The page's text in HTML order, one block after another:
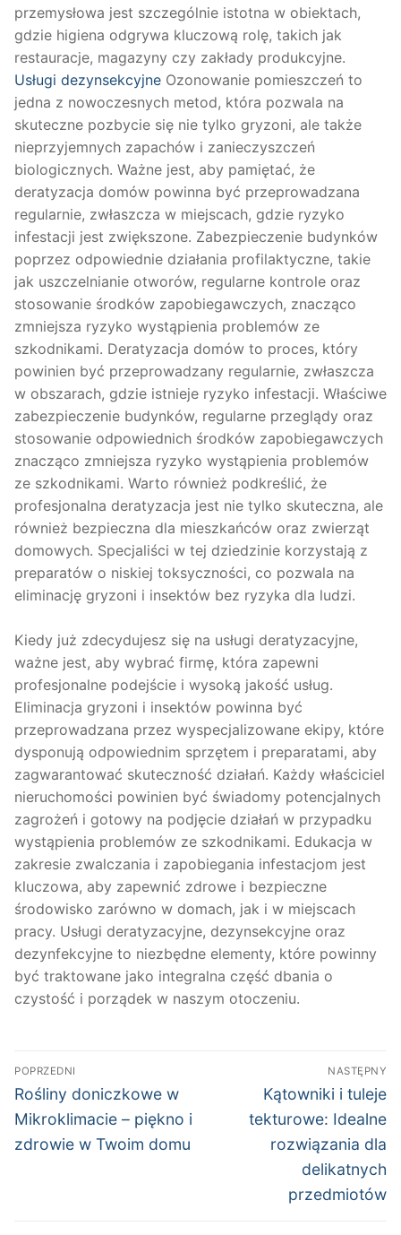
przemysłowa jest szczególnie istotna w obiektach,
gdzie higiena odgrywa kluczową rolę, takich jak
restauracje, magazyny czy zakłady produkcyjne.
Usługi dezynsekcyjne Ozonowanie pomieszczeń to
jedna z nowoczesnych metod, która pozwala na
skuteczne pozbycie się nie tylko gryzoni, ale także
nieprzyjemnych zapachów i zanieczyszczeń
biologicznych. Ważne jest, aby pamiętać, że
deratyzacja domów powinna być przeprowadzana
regularnie, zwłaszcza w miejscach, gdzie ryzyko
infestacji jest zwiększone. Zabezpieczenie budynków
poprzez odpowiednie działania profilaktyczne, takie
jak uszczelnianie otworów, regularne kontrole oraz
stosowanie środków zapobiegawczych, znacząco
zmniejsza ryzyko wystąpienia problemów ze
szkodnikami. Deratyzacja domów to proces, który
powinien być przeprowadzany regularnie, zwłaszcza
w obszarach, gdzie istnieje ryzyko infestacji. Właściwe
zabezpieczenie budynków, regularne przeglądy oraz
stosowanie odpowiednich środków zapobiegawczych
znacząco zmniejsza ryzyko wystąpienia problemów
ze szkodnikami. Warto również podkreślić, że
profesjonalna deratyzacja jest nie tylko skuteczna, ale
również bezpieczna dla mieszkańców oraz zwierząt
domowych. Specjaliści w tej dziedzinie korzystają z
preparatów o niskiej toksyczności, co pozwala na
eliminację gryzoni i insektów bez ryzyka dla ludzi.
Kiedy już zdecydujesz się na usługi deratyzacyjne,
ważne jest, aby wybrać firmę, która zapewni
profesjonalne podejście i wysoką jakość usług.
Eliminacja gryzoni i insektów powinna być
przeprowadzana przez wyspecjalizowane ekipy, które
dysponują odpowiednim sprzętem i preparatami, aby
zagwarantować skuteczność działań. Każdy właściciel
nieruchomości powinien być świadomy potencjalnych
zagrożeń i gotowy na podjęcie działań w przypadku
wystąpienia problemów ze szkodnikami. Edukacja w
zakresie zwalczania i zapobiegania infestacjom jest
kluczowa, aby zapewnić zdrowe i bezpieczne
środowisko zarówno w domach, jak i w miejscach
pracy. Usługi deratyzacyjne, dezynsekcyjne oraz
dezynfekcyjne to niezbędne elementy, które powinny
być traktowane jako integralna część dbania o
czystość i porządek w naszym otoczeniu.
Nawigacja
wpisu
POPRZEDNI
Poprzedni
wpis:
Rośliny doniczkowe w
Mikroklimacie – piękno i
zdrowie w Twoim domu
NASTĘPNY
Następny
wpis:
Kątowniki i tuleje
tekturowe: Idealne
rozwiązania dla
delikatnych
przedmiotów